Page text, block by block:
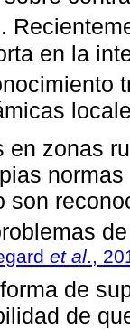
en la
en zonas
son
et al.,
de
de